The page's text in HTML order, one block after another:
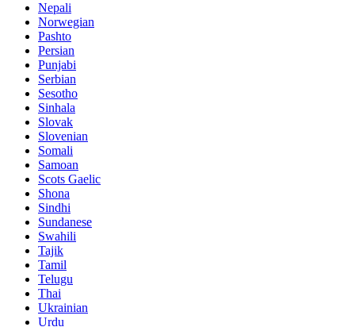
Nepali
Norwegian
Pashto
Persian
Punjabi
Serbian
Sesotho
Sinhala
Slovak
Slovenian
Somali
Samoan
Scots Gaelic
Shona
Sindhi
Sundanese
Swahili
Tajik
Tamil
Telugu
Thai
Ukrainian
Urdu